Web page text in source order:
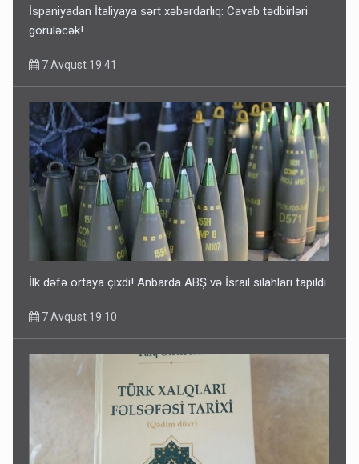
İspaniyadan İtaliyaya sərt xəbərdarlıq: Cavab tədbirləri
görüləcək!
7 Avqust 19:41
İlk dəfə ortaya çıxdı! Anbarda ABŞ və İsrail silahları tapıldı
7 Avqust 19:10